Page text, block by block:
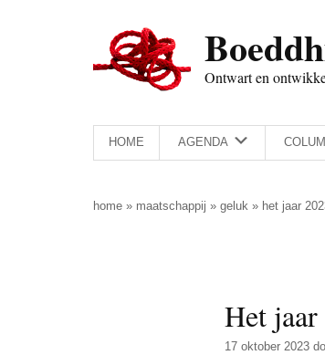
Ontwart en
HOME AGENDA
home » maatschappij » geluk » het jaar
Het
17 oktober 2023